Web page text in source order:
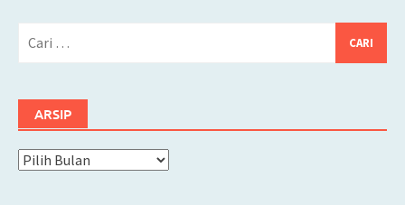
ARSIP
Arsip